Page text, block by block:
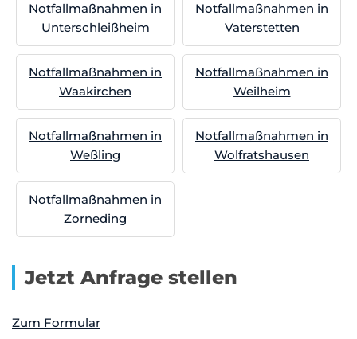
Notfallmaßnahmen in
Unterschleißheim
Notfallmaßnahmen in
Vaterstetten
Notfallmaßnahmen in
Waakirchen
Notfallmaßnahmen in
Weilheim
Notfallmaßnahmen in
Weßling
Notfallmaßnahmen in
Wolfratshausen
Notfallmaßnahmen in
Zorneding
Jetzt Anfrage stellen
Zum Formular